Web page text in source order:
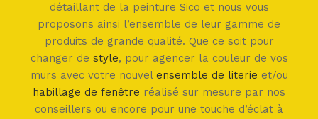
détaillant de la peinture Sico et nous vous
proposons ainsi l’ensemble de leur gamme de
produits de grande qualité. Que ce soit pour
changer de style, pour agencer la couleur de vos
murs avec votre nouvel ensemble de literie et/ou
habillage de fenêtre réalisé sur mesure par nos
conseillers ou encore pour une touche d’éclat à